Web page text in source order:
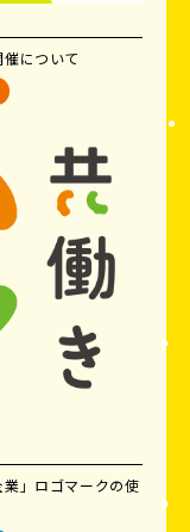
について
業」ロゴマークの使